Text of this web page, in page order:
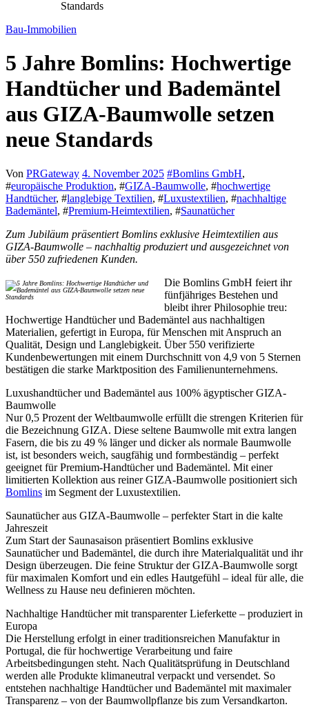
Standards
Bau-Immobilien
5 Jahre Bomlins: Hochwertige
Handtücher und Bademäntel
aus GIZA-Baumwolle setzen
neue Standards
Von PRGateway 4. November 2025 #Bomlins GmbH,
#europäische Produktion, #GIZA-Baumwolle, #hochwertige
Handtücher, #langlebige Textilien, #Luxustextilien, #nachhaltige
Bademäntel, #Premium-Heimtextilien, #Saunatücher
Zum Jubiläum präsentiert Bomlins exklusive Heimtextilien aus
GIZA-Baumwolle – nachhaltig produziert und ausgezeichnet von
über 550 zufriedenen Kunden.
Die Bomlins GmbH feiert ihr
fünfjähriges Bestehen und
bleibt ihrer Philosophie treu:
Hochwertige Handtücher und Bademäntel aus nachhaltigen
Materialien, gefertigt in Europa, für Menschen mit Anspruch an
Qualität, Design und Langlebigkeit. Über 550 verifizierte
Kundenbewertungen mit einem Durchschnitt von 4,9 von 5 Sternen
bestätigen die starke Marktposition des Familienunternehmens.
Luxushandtücher und Bademäntel aus 100% ägyptischer GIZA-
Baumwolle
Nur 0,5 Prozent der Weltbaumwolle erfüllt die strengen Kriterien für
die Bezeichnung GIZA. Diese seltene Baumwolle mit extra langen
Fasern, die bis zu 49 % länger und dicker als normale Baumwolle
ist, ist besonders weich, saugfähig und formbeständig – perfekt
geeignet für Premium-Handtücher und Bademäntel. Mit einer
limitierten Kollektion aus reiner GIZA-Baumwolle positioniert sich
Bomlins im Segment der Luxustextilien.
Saunatücher aus GIZA-Baumwolle – perfekter Start in die kalte
Jahreszeit
Zum Start der Saunasaison präsentiert Bomlins exklusive
Saunatücher und Bademäntel, die durch ihre Materialqualität und ihr
Design überzeugen. Die feine Struktur der GIZA-Baumwolle sorgt
für maximalen Komfort und ein edles Hautgefühl – ideal für alle, die
Wellness zu Hause neu definieren möchten.
Nachhaltige Handtücher mit transparenter Lieferkette – produziert in
Europa
Die Herstellung erfolgt in einer traditionsreichen Manufaktur in
Portugal, die für hochwertige Verarbeitung und faire
Arbeitsbedingungen steht. Nach Qualitätsprüfung in Deutschland
werden alle Produkte klimaneutral verpackt und versendet. So
entstehen nachhaltige Handtücher und Bademäntel mit maximaler
Transparenz – von der Baumwollpflanze bis zum Versandkarton.